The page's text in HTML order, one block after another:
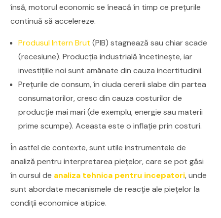
însă, motorul economic se îneacă în timp ce prețurile
continuă să accelereze.
Produsul Intern Brut (PIB) stagnează sau chiar scade
(recesiune). Producția industrială încetinește, iar
investițiile noi sunt amânate din cauza incertitudinii.
Prețurile de consum, în ciuda cererii slabe din partea
consumatorilor, cresc din cauza costurilor de
producție mai mari (de exemplu, energie sau materii
prime scumpe). Aceasta este o inflație prin costuri.
În astfel de contexte, sunt utile instrumentele de
analiză pentru interpretarea piețelor, care se pot găsi
în cursul de analiza tehnica pentru incepatori, unde
sunt abordate mecanismele de reacție ale piețelor la
condiții economice atipice.